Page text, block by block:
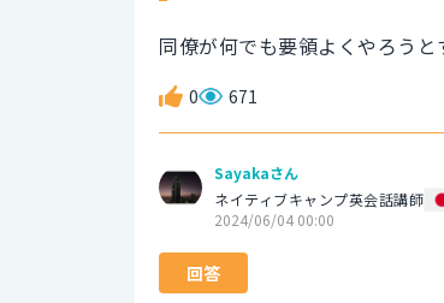
同僚が何でも要領よくやろうと
0 671
Sayakaさん
ネイティブキャンプ英会話講師
2024/06/04 00:00
回答